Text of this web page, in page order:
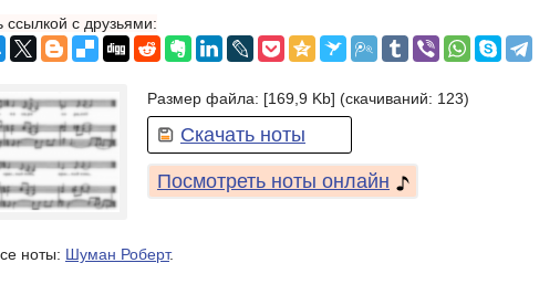
ссылкой с друзьями:
Размер файла: [169,9 Kb] (cкачиваний: 123)
Скачать ноты
Посмотреть ноты онлайн
ноты: Шуман Роберт.